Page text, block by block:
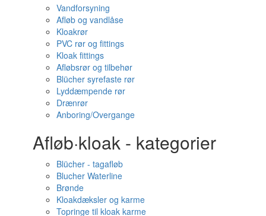
Vandforsyning
Afløb og vandlåse
Kloakrør
PVC rør og fittings
Kloak fittings
Afløbsrør og tilbehør
Blücher syrefaste rør
Lyddæmpende rør
Drænrør
Anboring/Overgange
Afløb·kloak - kategorier
Blücher - tagafløb
Blucher Waterline
Brønde
Kloakdæksler og karme
Topringe til kloak karme